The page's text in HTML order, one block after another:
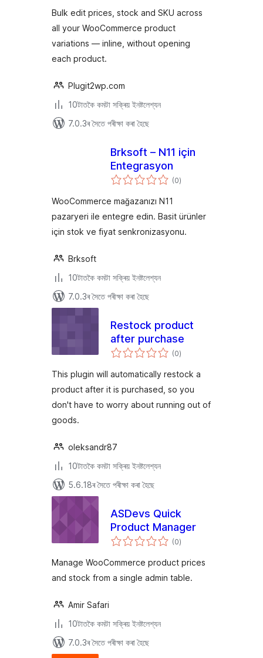
Bulk edit prices, stock and SKU across
all your WooCommerce product
variations — inline, without opening
each product.
Plugit2wp.com
10টাতকৈ কমটা সক্ৰিয় ইনষ্টলেশ্যন
7.0.3ৰ সৈতে পৰীক্ষা কৰা হৈছে
Brksoft – N11 için
Entegrasyon
(0টা
মুঠ)
WooCommerce mağazanızı N11
pazaryeri ile entegre edin. Basit ürünler
için stok ve fiyat senkronizasyonu.
Brksoft
10টাতকৈ কমটা সক্ৰিয় ইনষ্টলেশ্যন
7.0.3ৰ সৈতে পৰীক্ষা কৰা হৈছে
Restock product
after purchase
(0টা
মুঠ)
This plugin will automatically restock a
product after it is purchased, so you
don't have to worry about running out of
goods.
oleksandr87
10টাতকৈ কমটা সক্ৰিয় ইনষ্টলেশ্যন
5.6.18ৰ সৈতে পৰীক্ষা কৰা হৈছে
ASDevs Quick
Product Manager
(0টা
মুঠ)
Manage WooCommerce product prices
and stock from a single admin table.
Amir Safari
10টাতকৈ কমটা সক্ৰিয় ইনষ্টলেশ্যন
7.0.3ৰ সৈতে পৰীক্ষা কৰা হৈছে